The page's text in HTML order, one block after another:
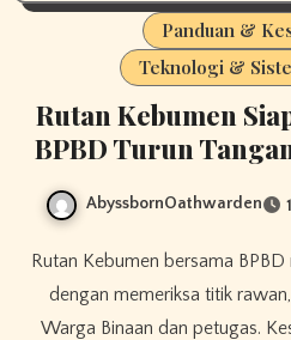
Panduan &
Teknologi &
Rutan Kebumen
BPBD Turun
AbyssbornOathwarden
Rutan Kebumen bersama BPBD meningkatkan kesiapsiagaan
dengan memeriksa titik
Warga Binaan dan petugas.